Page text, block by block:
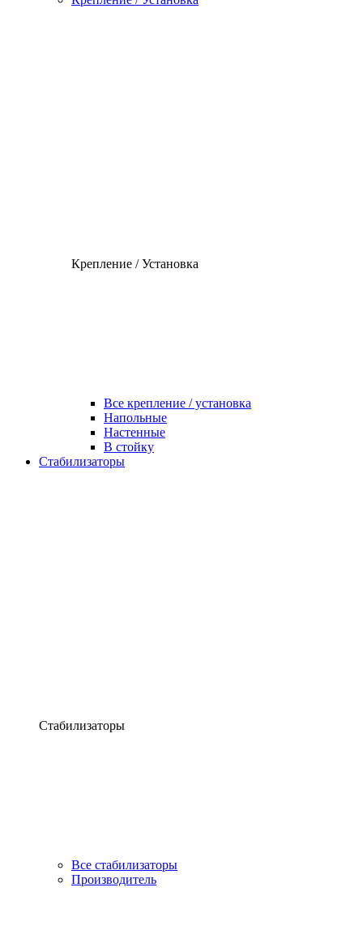
Крепление / Установка
Все крепление / установка
Напольные
Настенные
В стойку
Стабилизаторы
Стабилизаторы
Все стабилизаторы
Производитель